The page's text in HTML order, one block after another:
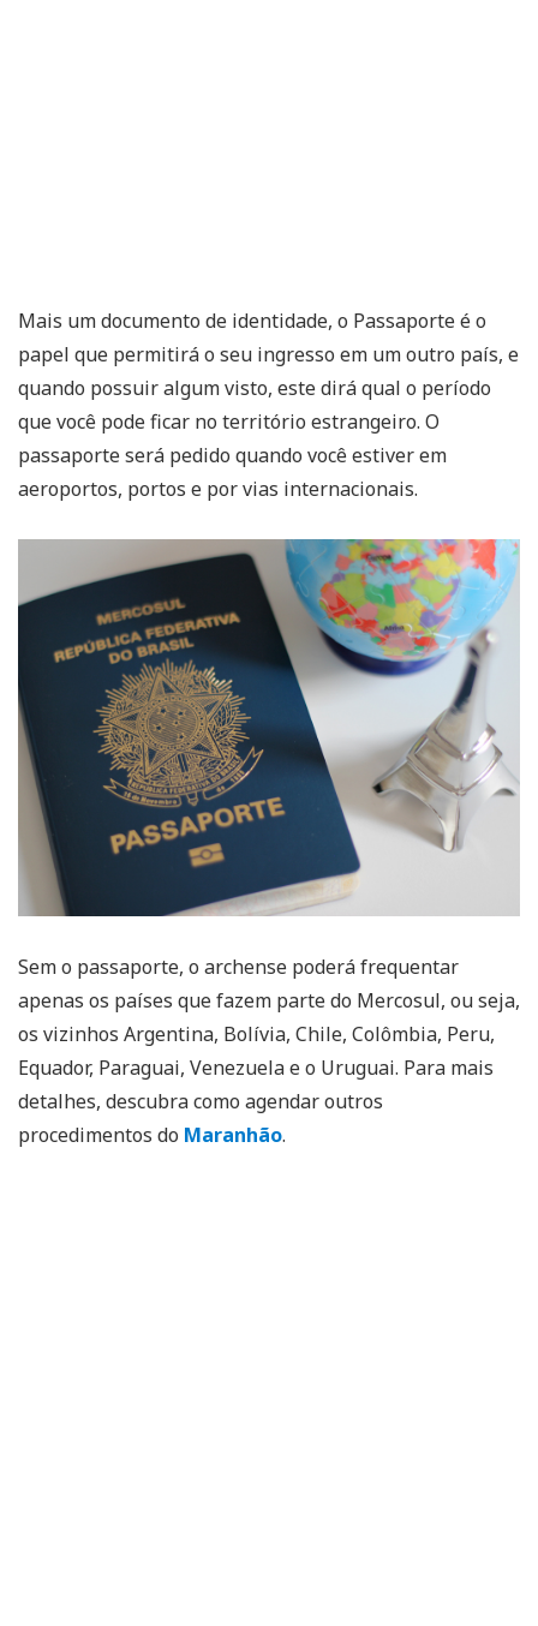
Mais um documento de identidade, o Passaporte é o
papel que permitirá o seu ingresso em um outro país, e
quando possuir algum visto, este dirá qual o período
que você pode ficar no território estrangeiro. O
passaporte será pedido quando você estiver em
aeroportos, portos e por vias internacionais.
Sem o passaporte, o archense poderá frequentar
apenas os países que fazem parte do Mercosul, ou seja,
os vizinhos Argentina, Bolívia, Chile, Colômbia, Peru,
Equador, Paraguai, Venezuela e o Uruguai. Para mais
detalhes, descubra como agendar outros
procedimentos do Maranhão.